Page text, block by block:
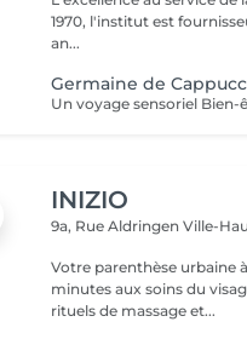
1970, l'institut est
an...
Germaine de
INIZIO
9a, Rue AldringenVille-
Votre parenthèse urbaine
minutes aux soins du
rituels de massage et...